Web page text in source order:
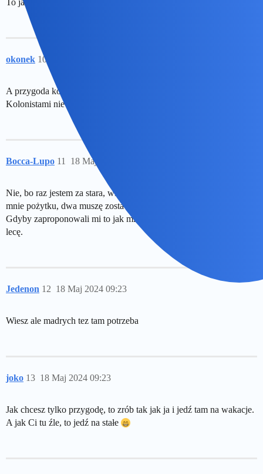
To jak duzy kontenr na przydasie musi byc?
okonek 10
A przygoda kolezanko? Tego na pieniądze nie przeliczysz…
Kolonistami nie zostawali konterstatorzy i malkontenci.
Bocca-Lupo 18 Maj 2024 09:22
11
Nie, bo raz jestem za stara, więc nieproduktywna i nie będą mieli ze
mnie pożytku, dwa muszę zostawić rodzinę, a tego nie przeżyję.
Gdyby zaproponowali mi to jak miałam 20 lat…bez zastanowienia
lecę.
Jedenon 18 Maj 2024 09:23
12
Wiesz ale madrych tez tam potrzeba
joko 18 Maj 2024 09:23
13
Jak chcesz tylko przygodę, to zrób tak jak ja i jedź tam na wakacje.
A jak Ci tu źle, to jedź na stałe